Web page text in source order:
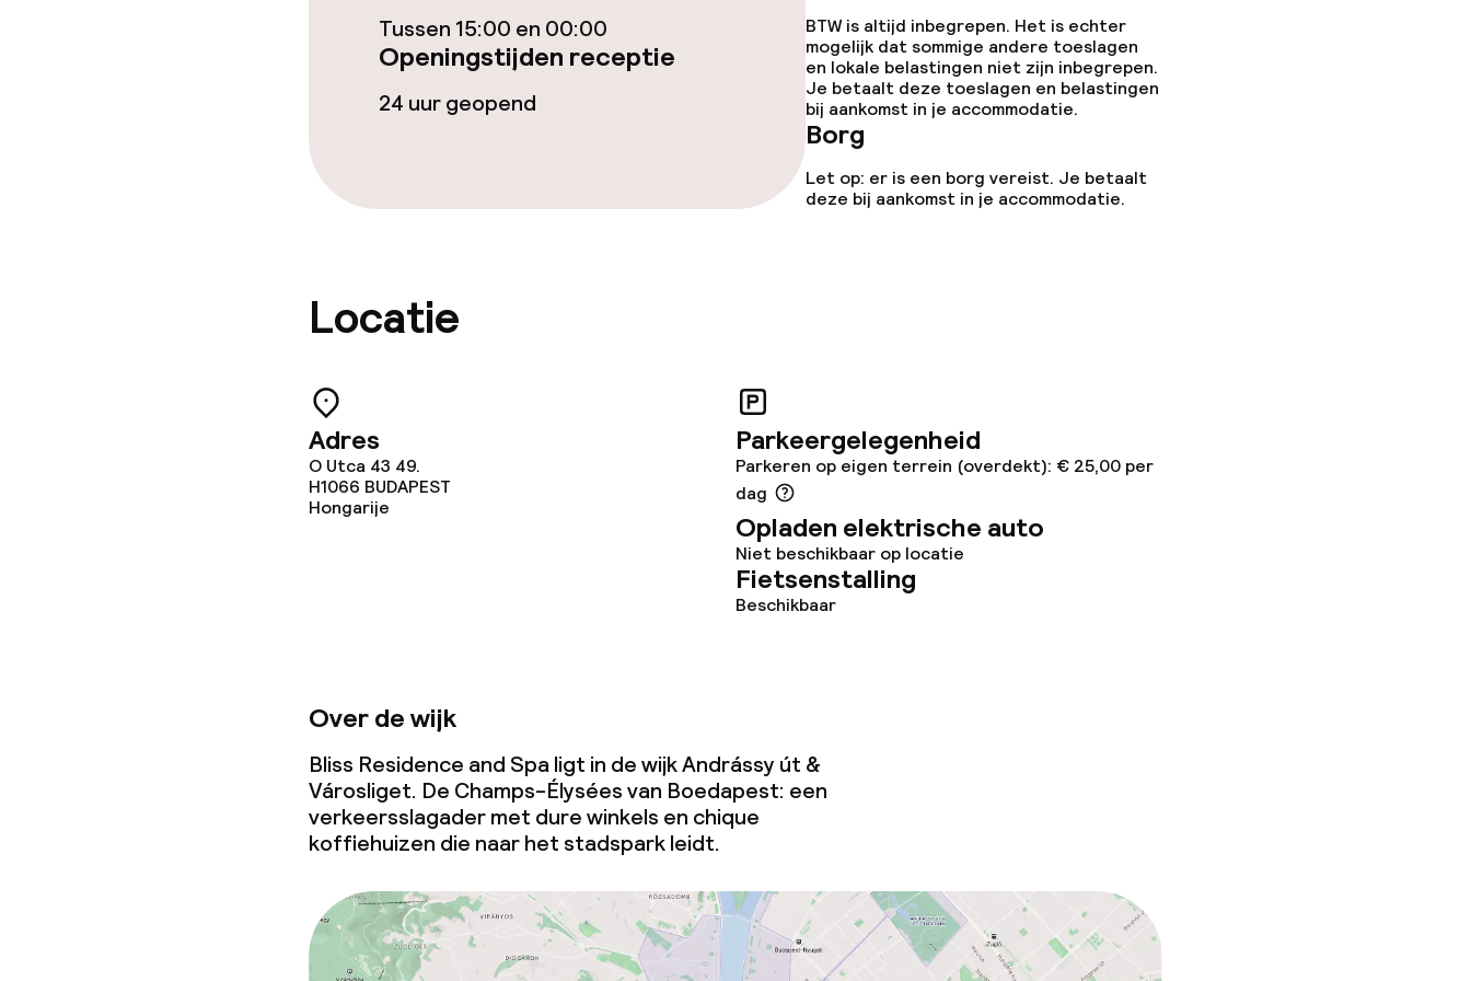
Betaalde wifi
Tuin
Terras
Eet- en drinkgelegenheden
Eet- en drinkdiensten
Roomservice
Overal rookvrij
(minder dan de 5 kg)
Tussen 15:00 en 00:00
Openingstijden receptie
24 uur geopend
BTW is altijd inbegrepen. Het is echter
mogelijk dat sommige andere toeslagen
en lokale belastingen niet zijn inbegrepen.
Je betaalt deze toeslagen en belastingen
bij aankomst in je accommodatie.
Borg
Let op: er is een borg vereist. Je betaalt
deze bij aankomst in je accommodatie.
Locatie
Adres
O Utca 43 49.
H1066 BUDAPEST
Hongarije
Parkeergelegenheid
Parkeren op eigen terrein (overdekt): € 25,00 per
dag
Opladen elektrische auto
Niet beschikbaar op locatie
Fietsenstalling
Beschikbaar
Over de wijk
Bliss Residence and Spa ligt in de wijk Andrássy út &
Városliget. De Champs-Élysées van Boedapest: een
verkeersslagader met dure winkels en chique
koffiehuizen die naar het stadspark leidt.